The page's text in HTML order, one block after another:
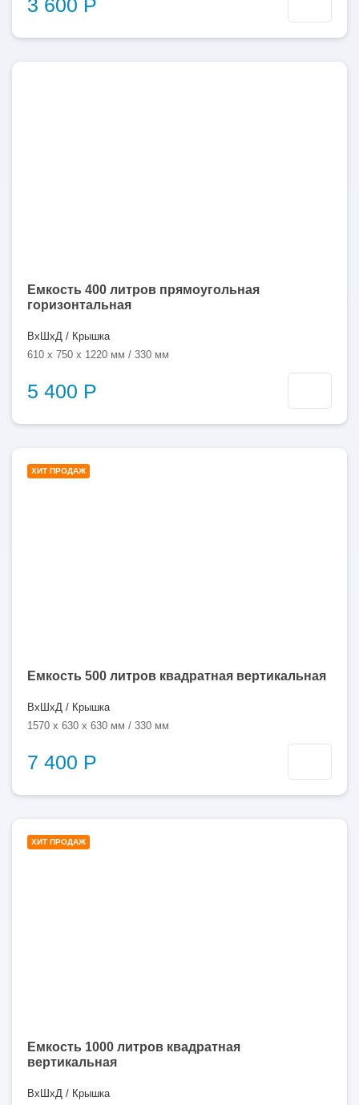
Емкость 400 литров прямоугольная
горизонтальная
ВхШхД / Крышка
610 x 750 x 1220 мм / 330 мм
5 400 Р
ХИТ ПРОДАЖ
Емкость 500 литров квадратная вертикальная
ВхШхД / Крышка
1570 x 630 x 630 мм / 330 мм
7 400 Р
ХИТ ПРОДАЖ
Емкость 1000 литров квадратная
вертикальная
ВхШхД / Крышка